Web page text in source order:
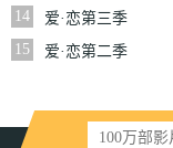
14
爱·恋第三季
15
爱·恋第二季